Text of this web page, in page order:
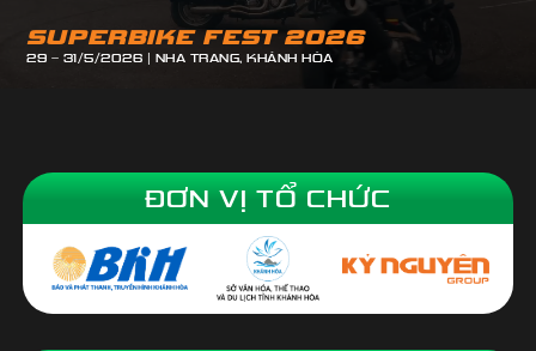
SUPERBIKE FEST 2026
29 – 31/5/2026 | NHA TRANG, KHÁNH HÒA
ĐƠN VỊ TỔ CHỨC